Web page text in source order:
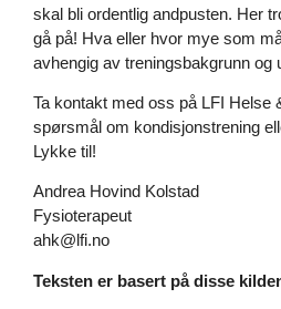
skal bli ordentlig andpusten. Her
gå på! Hva eller hvor mye som
avhengig av treningsbakgrunn og
Ta kontakt med oss på LFI Helse
spørsmål om kondisjonstrening
Lykke til!
Andrea Hovind Kolstad
Fysioterapeut
ahk@lfi.no
Teksten er basert på disse